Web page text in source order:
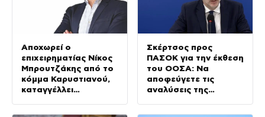
Αποχωρεί ο
επιχειρηματίας Νίκος
Μπρουτζάκης από το
κόμμα Καρυστιανού,
καταγγέλλει
Σκέρτσος προς
ΠΑΣΟΚ για την έκθεση
του ΟΟΣΑ: Να
αποφεύγετε τις
αναλύσεις της